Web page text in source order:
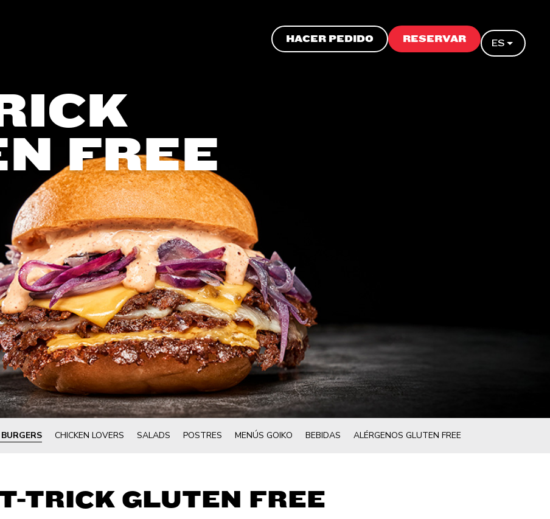
HACER PEDIDO RESERVAR ES
FREE
CHICKEN LOVERS SALADS POSTRES MENÚS GOIKO BEBIDAS ALÉRGENOS GLUTEN FREE
TRICK GLUTEN FREE